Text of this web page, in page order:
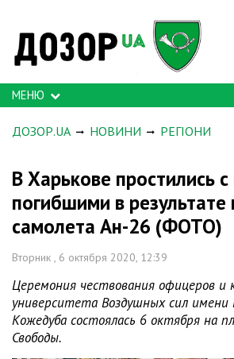
МЕНЮ
ДОЗОР.UA НОВИНИ РЕГІОНИ
В Харькове простились
погибшими в
самолета Ан-26 (ФОТО)
Вторник , 6 октября 2020, 12:39
Церемония чествования офицеров и
университета Воздушных сил имени
Кожедуба состоялась 6 октября на
Свободы.